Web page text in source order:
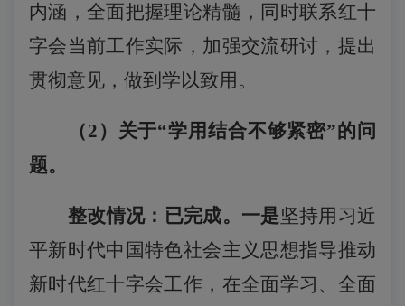
内涵，全面把握理论精髓，同时联系红十
字会当前工作实际，加强交流研讨，提出
贯彻意见，做到学以致用。
（2 ）关于“学用结合不够紧密”的问
题。
整改情况：已完成。一是坚持用习近
平新时代中国特色社会主义思想指导推动
新时代红十字会工作，在全面学习、全面